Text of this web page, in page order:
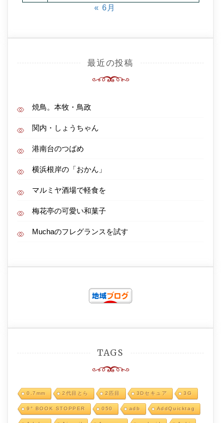
« 6月
最近の投稿
焼鳥。本牧・鳥政
関内・しょうちゃん
港南台のつばめ
横浜根岸の「おかん」
マルミヤ酒場で軽食を
梅花亭の可愛い和菓子
Muchaのフレグランスを試す
TAGS
0.7mm 2代目とら 2匹目 3Dセキュア 3G
9° BOOK STOPPER 050 adb AddQuicktag